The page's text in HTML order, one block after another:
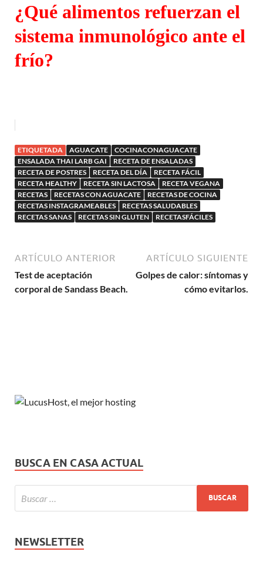
¿Qué alimentos refuerzan el
sistema inmunológico ante el
frío?
ETIQUETADA AGUACATE
COCINACONAGUACATE
ENSALADA THAI LARB GAI
RECETA DE ENSALADAS
RECETA DE POSTRES
RECETA DEL DÍA
RECETA FÁCIL
RECETA HEALTHY
RECETA SIN LACTOSA
RECETA VEGANA
RECETAS
RECETAS CON AGUACATE
RECETAS DE COCINA
RECETAS INSTAGRAMEABLES
RECETAS SALUDABLES
RECETAS SANAS
RECETAS SIN GLUTEN RECETASFÁCILES
ARTÍCULO ANTERIOR
Test de aceptación
corporal de Sandass Beach.
ARTÍCULO SIGUIENTE
Golpes de calor: síntomas y
cómo evitarlos.
BUSCA EN CASA ACTUAL
NEWSLETTER